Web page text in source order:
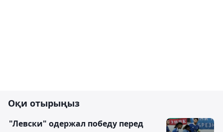
Оқи отырыңыз
"Левски" одержал победу перед